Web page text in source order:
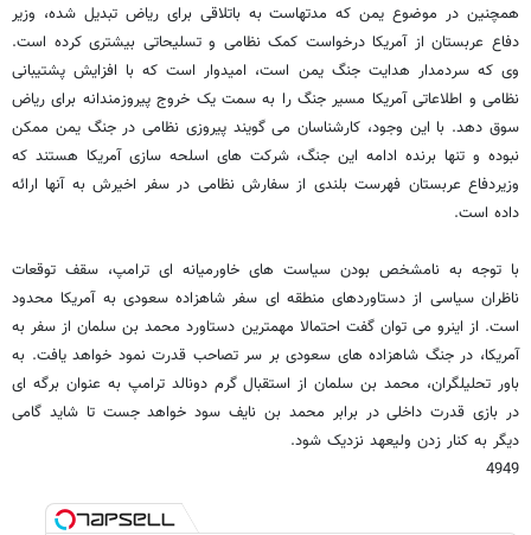
همچنین در موضوع یمن که مدتهاست به باتلاقی برای ریاض تبدیل شده، وزیر
دفاع عربستان از آمریکا درخواست کمک نظامی و تسلیحاتی بیشتری کرده است.
وی که سردمدار هدایت جنگ یمن است، امیدوار است که با افزایش پشتیبانی
نظامی و اطلاعاتی آمریکا مسیر جنگ را به سمت یک خروج پیروزمندانه برای ریاض
سوق دهد. با این وجود، کارشناسان می گویند پیروزی نظامی در جنگ یمن ممکن
نبوده و تنها برنده ادامه این جنگ، شرکت های اسلحه سازی آمریکا هستند که
وزیردفاع عربستان فهرست بلندی از سفارش نظامی در سفر اخیرش به آنها ارائه
داده است.
با توجه به نامشخص بودن سیاست های خاورمیانه ای ترامپ، سقف توقعات
ناظران سیاسی از دستاوردهای منطقه ای سفر شاهزاده سعودی به آمریکا محدود
است. از اینرو می توان گفت احتمالا مهمترین دستاورد محمد بن سلمان از سفر به
آمریکا، در جنگ شاهزاده های سعودی بر سر تصاحب قدرت نمود خواهد یافت. به
باور تحلیلگران، محمد بن سلمان از استقبال گرم دونالد ترامپ به عنوان برگه ای
در بازی قدرت داخلی در برابر محمد بن نایف سود خواهد جست تا شاید گامی
دیگر به کنار زدن ولیعهد نزدیک شود.
4949